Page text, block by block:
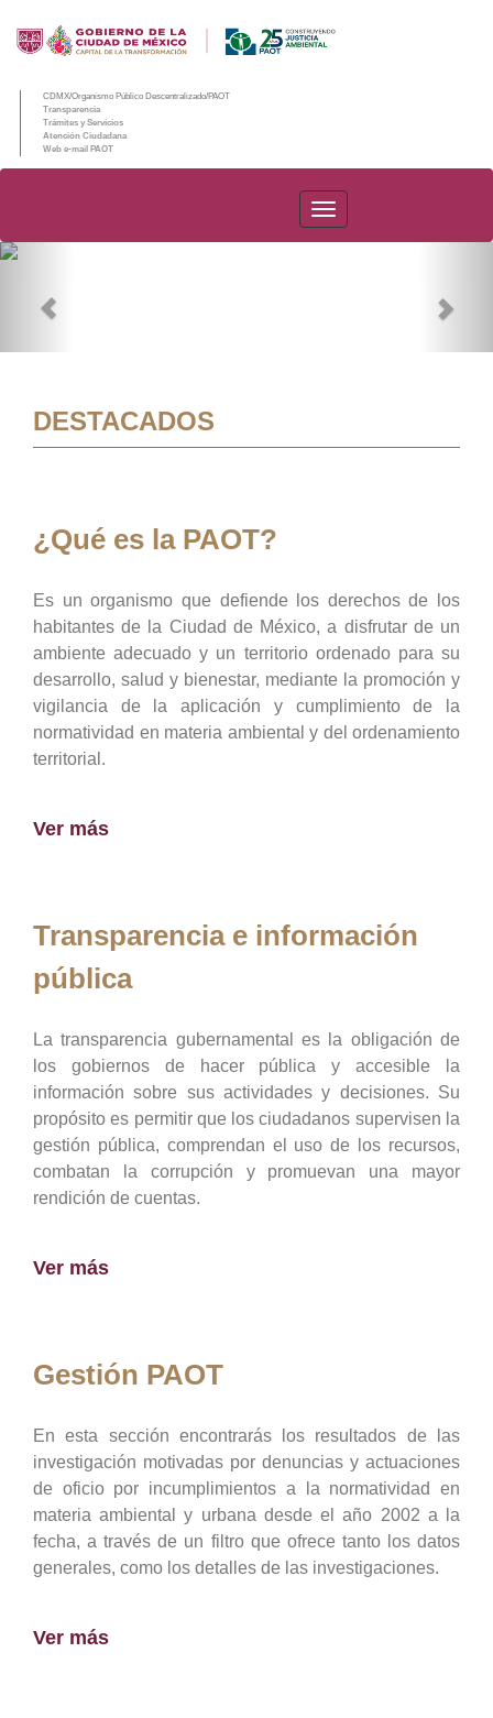
CDMX/Organismo Público Descentralizado/PAOT
Transparencia
Trámites y Servicios
Atención Ciudadana
Web e-mail PAOT
PAOT
DESTACADOS
¿Qué es la PAOT?
Es un organismo que defiende los derechos de los
habitantes de la Ciudad de México, a disfrutar de un
ambiente adecuado y un territorio ordenado para su
desarrollo, salud y bienestar, mediante la promoción y
vigilancia de la aplicación y cumplimiento de la
normatividad en materia ambiental y del ordenamiento
territorial.
Ver más
Transparencia e información
pública
La transparencia gubernamental es la obligación de
los gobiernos de hacer pública y accesible la
información sobre sus actividades y decisiones. Su
propósito es permitir que los ciudadanos supervisen la
gestión pública, comprendan el uso de los recursos,
combatan la corrupción y promuevan una mayor
rendición de cuentas.
Ver más
Gestión PAOT
En esta sección encontrarás los resultados de las
investigación motivadas por denuncias y actuaciones
de oficio por incumplimientos a la normatividad en
materia ambiental y urbana desde el año 2002 a la
fecha, a través de un filtro que ofrece tanto los datos
generales, como los detalles de las investigaciones.
Ver más